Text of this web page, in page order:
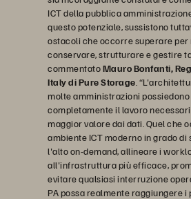
ICT della pubblica
questo potenziale, sussistono
ostacoli che occorre superare per
conservare, strutturare e gestire
commentatoMauro Bonfanti,
Italy di Pure Storage .
molte amministrazioni
completamente il lavoro
maggior valore dai dati. Quel che
ambiente ICT moderno in grado di
l'alto on-demand, allineare i
all'infrastruttura più efficace,
evitare qualsiasi interruzione
PA possa realmente raggiungere